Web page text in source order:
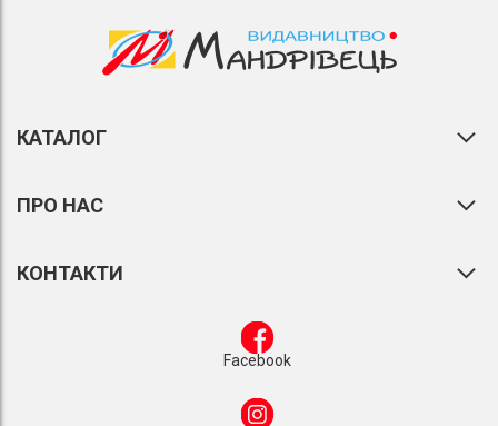
КАТАЛОГ
ПРО НАС
КОНТАКТИ
Facebook